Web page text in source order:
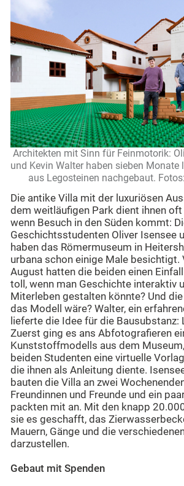
Architekten mit Sinn für Feinmotorik:
und Kevin Walter haben sieben Monate
aus Legosteinen nachgebaut.
Die antike Villa mit der luxuriösen
dem weitläufigen Park dient ihnen
wenn Besuch in den Süden kommt:
Geschichtsstudenten Oliver Isensee
haben das Römermuseum in
urbana schon einige Male besichtigt.
August hatten die beiden einen
toll, wenn man Geschichte interaktiv
Miterleben gestalten könnte? Und
das Modell wäre? Walter, ein
lieferte die Idee für die Bausubstanz:
Zuerst ging es ans Abfotografieren
Kunststoffmodells aus dem
beiden Studenten eine virtuelle
die ihnen als Anleitung diente.
bauten die Villa an zwei
Freundinnen und Freunde und ein
packten mit an. Mit den knapp
sie es geschafft, das
Mauern, Gänge und die
darzustellen.
Gebaut mit Spenden